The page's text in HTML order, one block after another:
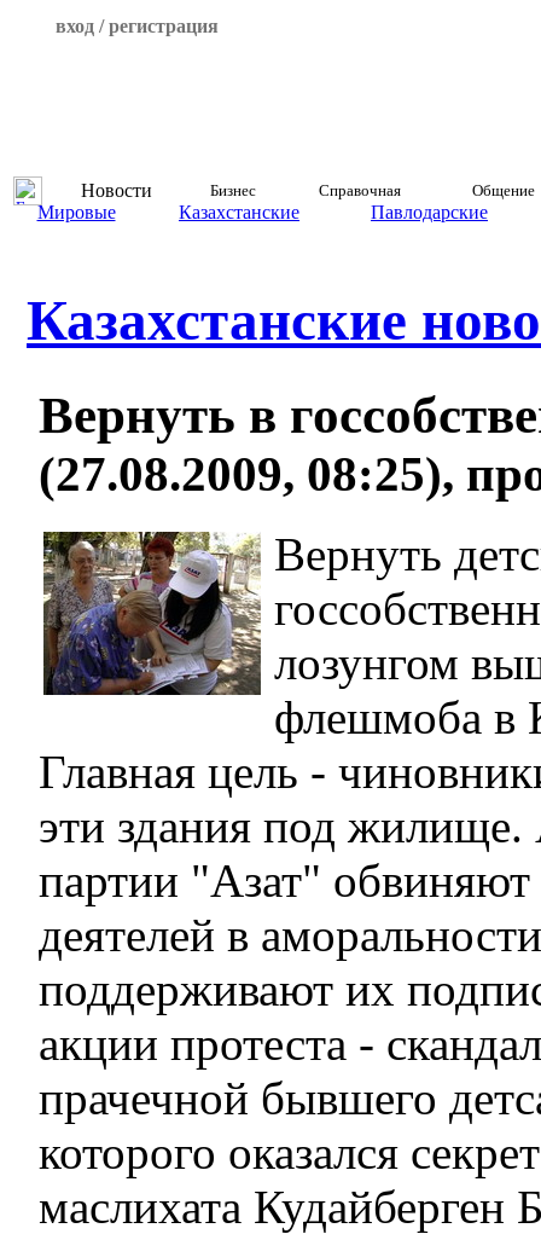
вход / регистрация
Новости Бизнес Справочная Общение
Мировые Казахстанские Павлодарские
Казахстанские
Вернуть в
(27.08.2009, 08:25),
Вернуть
лозунгом
флешмоба в
Главная цель -
эти здания под жилище.
партии "Азат" обвиняют
деятелей в
поддерживают их
акции протеста -
прачечной бывшего
которого оказался
маслихата Кудайберген